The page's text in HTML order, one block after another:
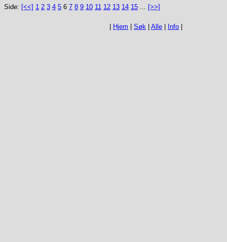
Side: [<<] 1 2 3 4 5 6 7 8 9 10 11 12 13 14 15 ... [>>]
Hjem Søk Alle Info